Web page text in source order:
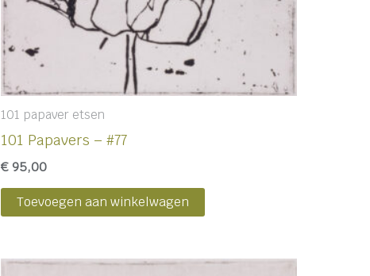
101 papaver etsen
101 Papavers – #77
€95,00
Toevoegen aan winkelwagen